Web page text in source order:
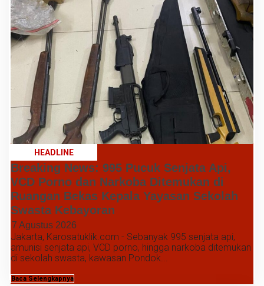
HEADLINE
Breaking News: 995 Pucuk Senjata Api,
VCD Porno dan Narkoba Ditemukan di
Ruangan Bekas Kepala Yayasan Sekolah
Swasta Kebayoran
7 Agustus 2026
Jakarta, Karosatuklik.com - Sebanyak 995 senjata api,
amunisi senjata api, VCD porno, hingga narkoba ditemukan
di sekolah swasta, kawasan Pondok...
Baca Selengkapnya